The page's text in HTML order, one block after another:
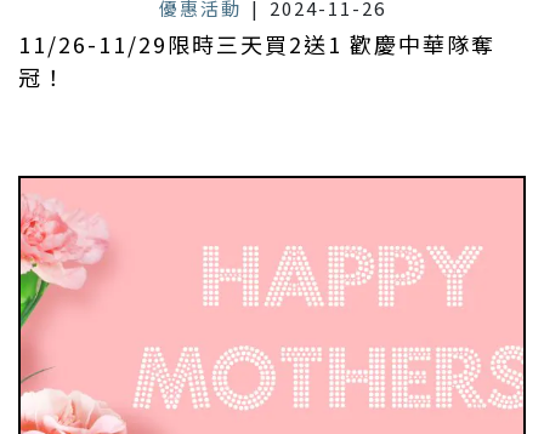
優惠活動 | 2024-11-26
11/26-11/29限時三天買2送1 歡慶中華隊奪
冠！